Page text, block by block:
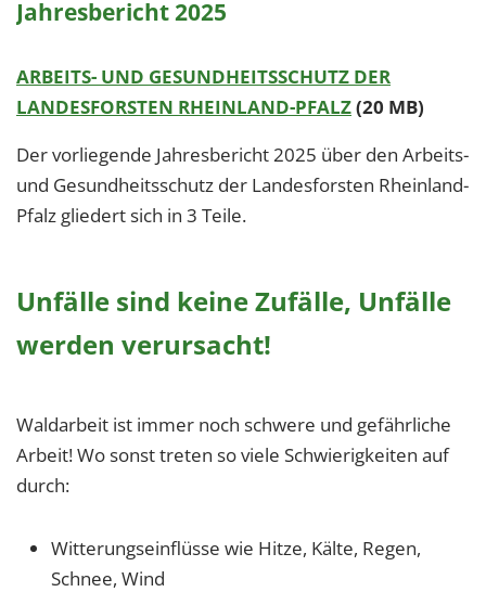
Jahresbericht 2025
ARBEITS- UND GESUNDHEITSSCHUTZ DER
LANDESFORSTEN RHEINLAND-PFALZ(20 MB)
Der vorliegende Jahresbericht 2025 über den Arbeits-
und Gesundheitsschutz der Landesforsten Rheinland-
Pfalz gliedert sich in 3 Teile.
Unfälle sind keine Zufälle, Unfälle
werden verursacht!
Waldarbeit ist immer noch schwere und gefährliche
Arbeit! Wo sonst treten so viele Schwierigkeiten auf
durch:
Witterungseinflüsse wie Hitze, Kälte, Regen,
Schnee, Wind